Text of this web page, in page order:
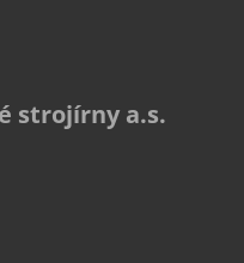
strojírny a.s.